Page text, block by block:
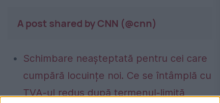
A post shared by CNN (@cnn)
Schimbare neașteptată pentru cei care
cumpără locuințe noi. Ce se întâmplă cu
TVA-ul redus după termenul-limită